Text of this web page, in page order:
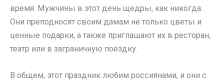
время. Мужчины в этот день щедры, как никогда.
Они преподносят своим дамам не только цветы и
ценные подарки, а также приглашают их в ресторан,
театр или в заграничную поездку.
В общем, этот праздник любим россиянами, и они с